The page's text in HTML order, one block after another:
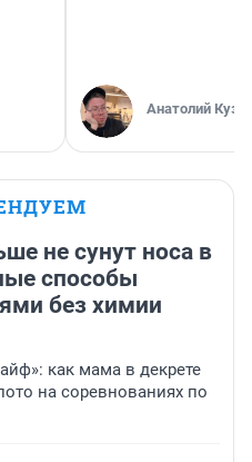
Анатолий
не сунут носа в
способы
без химии
как мама в декрете
на соревнованиях по